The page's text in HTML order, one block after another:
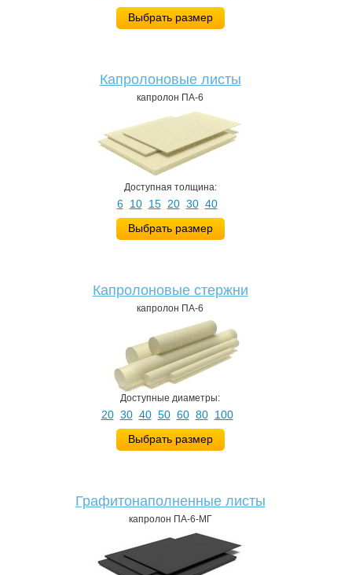
Выбрать размер
Капролоновые листы
капролон ПА-6
Доступная толщина:
6 10 15 20 30 40
Выбрать размер
Капролоновые стержни
капролон ПА-6
Доступные диаметры:
20 30 40 50 60 80 100
Выбрать размер
Графитонаполненные листы
капролон ПА-6-МГ